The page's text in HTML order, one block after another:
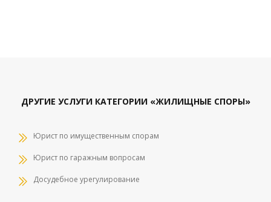
ДРУГИЕ УСЛУГИ КАТЕГОРИИ «ЖИЛИЩНЫЕ СПОРЫ»
Юрист по имущественным спорам
Юрист по гаражным вопросам
Досудебное урегулирование